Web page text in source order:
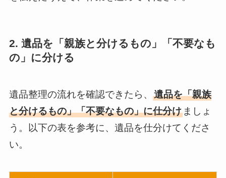
2. 遺品を「親族と分けるもの」「不要なも
の」に分ける
遺品整理の流れを確認できたら、 遺品を「親族
と分けるもの」「不要なもの」に仕分けましょ
う。以下の表を参考に、遺品を仕分けてくださ
い。